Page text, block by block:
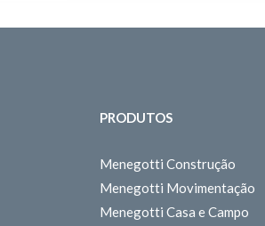
PRODUTOS
Menegotti Construção
Menegotti Movimentação
Menegotti Casa e Campo